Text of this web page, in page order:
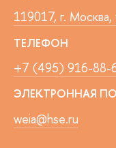
119017, г.
ТЕЛЕФОН
+7 (495) 916-88-
ЭЛЕКТРОННАЯ
weia@hse.ru